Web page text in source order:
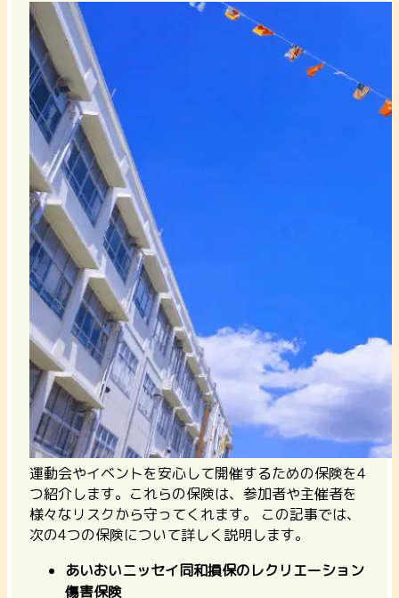
運動会やイベントを安心して開催するための保険を4
つ紹介します。これらの保険は、参加者や主催者を
様々なリスクから守ってくれます。 この記事では、
次の4つの保険について詳しく説明します。
あいおいニッセイ同和損保のレクリエーション
傷害保険